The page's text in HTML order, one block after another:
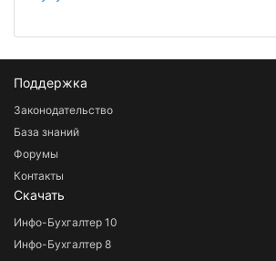
Поддержка
Законодательство
База знаний
Форумы
Контакты
Скачать
Инфо-Бухгалтер 10
Инфо-Бухгалтер 8